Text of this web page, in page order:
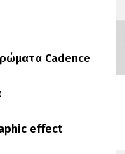
Cadence
effect